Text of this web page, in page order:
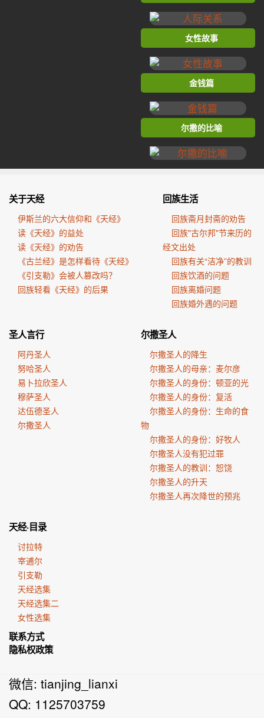
女性故事
金钱篇
尔撒的比喻
关于天经
伊斯兰的六大信仰和《天经》
读《天经》的益处
读《天经》的劝告
《古兰经》是怎样看待《天经》
《引支勒》会被人篡改吗？
回族轻看《天经》的后果
回族生活
回族斋月封斋的劝告
回族"古尔邦"节来历的
经文出处
回族有关“洁净”的教训
回族饮酒的问题
回族离婚问题
回族婚外遇的问题
圣人言行
阿丹圣人
努哈圣人
易卜拉欣圣人
穆萨圣人
达伍德圣人
尔撒圣人
尔撒圣人
尔撒圣人的降生
尔撒圣人的母亲：麦尔彦
尔撒圣人的身份：顿亚的光
尔撒圣人的身份：复活
尔撒圣人的身份：生命的食
物
尔撒圣人的身份：好牧人
尔撒圣人没有犯过罪
尔撒圣人的教训：恕饶
尔撒圣人的升天
尔撒圣人再次降世的预兆
天经·目录
讨拉特
宰逋尔
引支勒
天经选集
天经选集二
女性选集
联系方式
隐私权政策
微信: tianjing_lianxi
QQ: 1125703759